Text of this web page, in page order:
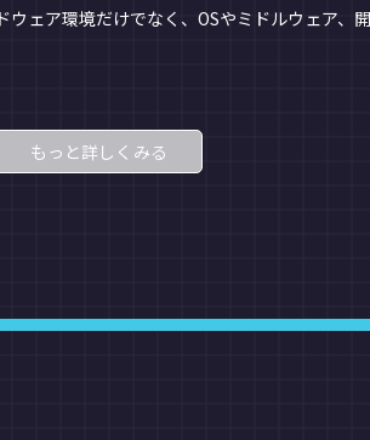
ェア環境だけでなく、OSやミドルウェア、
もっと詳しくみる